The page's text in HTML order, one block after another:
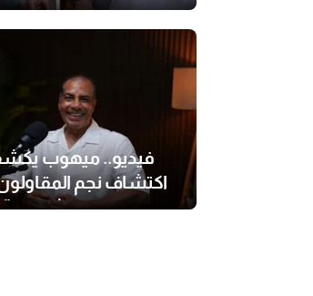
فيديو.. ميهوب
اكتشاف نجم
شوفته"